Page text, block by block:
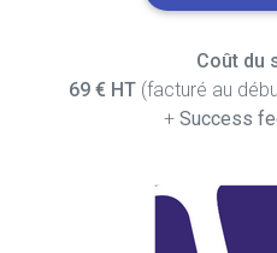
Coût du
69 € HT(facturé au
+ Success